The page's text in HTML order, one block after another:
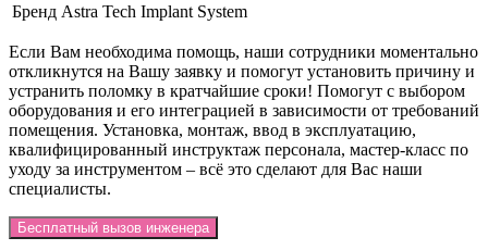
Бренд Astra Tech Implant System
Если Вам необходима помощь, наши сотрудники моментально
откликнутся на Вашу заявку и помогут установить причину и
устранить поломку в кратчайшие сроки! Помогут с выбором
оборудования и его интеграцией в зависимости от требований
помещения. Установка, монтаж, ввод в эксплуатацию,
квалифицированный инструктаж персонала, мастер-класс по
уходу за инструментом – всё это сделают для Вас наши
специалисты.
Бесплатный вызов инженера